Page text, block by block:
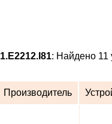
: Найдено 11
Производитель